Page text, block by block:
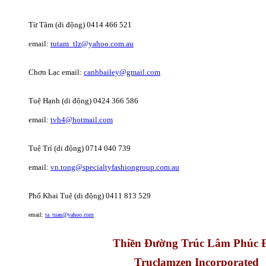
Từ Tâm (di động) 0414 466 521
email: tutam_tlz@yahoo.com.au
Chơn Lạc email: canhbailey@gmail.com
Tuệ Hạnh (di động) 0424 366 586
email: tvh4@hotmail.com
Tuệ Trí (di động) 0714 040 739
email: vn.tong@specialtyfashiongroup.com.au
Phổ Khai Tuệ (di động) 0411 813 529
email: ta_tuan@yahoo.com
Thiền Đường Trúc Lâm Phúc
Truclamzen Incorporated